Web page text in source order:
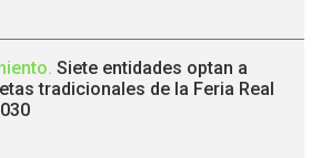
. Siete entidades optan a
tradicionales de la Feria Real